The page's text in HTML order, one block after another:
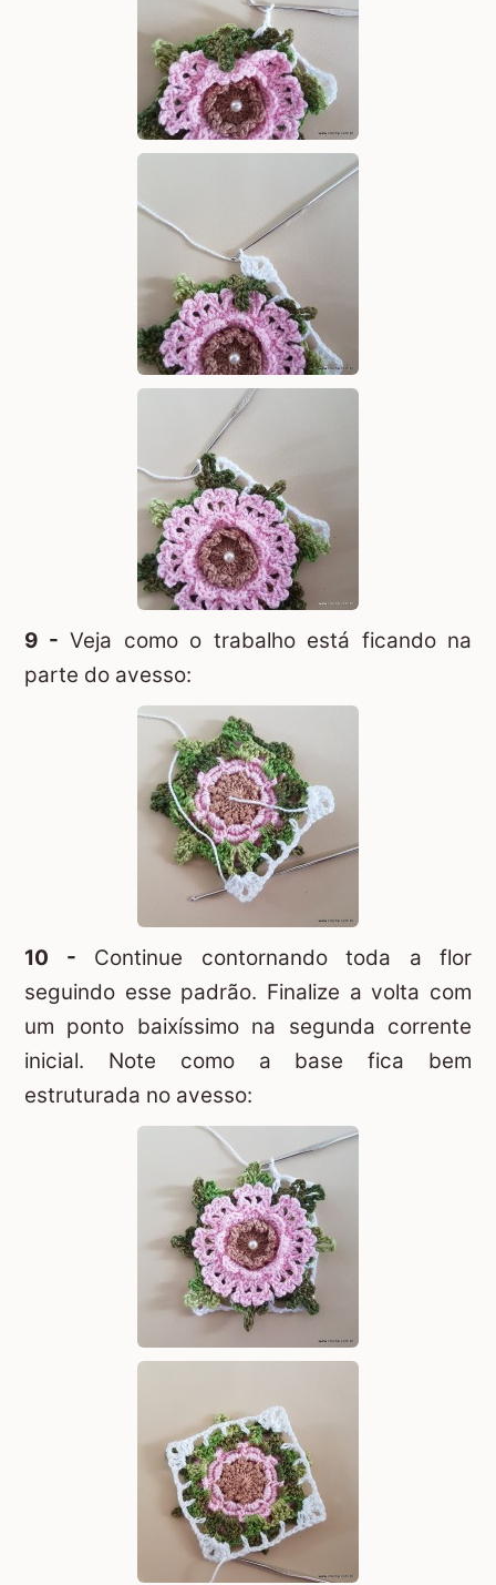
9 - Veja como o trabalho está ficando na
parte do avesso:
10 - Continue contornando toda a flor
seguindo esse padrão. Finalize a volta com
um ponto baixíssimo na segunda corrente
inicial. Note como a base fica bem
estruturada no avesso: